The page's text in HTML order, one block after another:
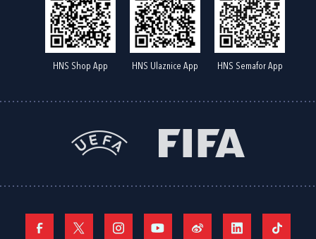
HNS Shop App HNS Ulaznice App HNS Semafor App